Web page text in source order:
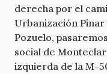
derecha por el
Urbanización
Pozuelo,
social de
izquierda de la M-